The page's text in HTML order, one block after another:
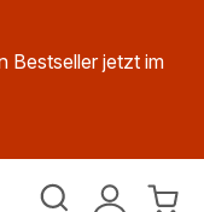
Bestseller jetzt im